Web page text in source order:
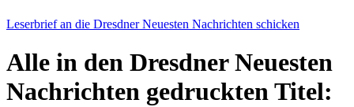
Leserbrief an die Dresdner Neuesten Nachrichten schicken
Alle in den Dresdner Neuesten
Nachrichten gedruckten Titel: